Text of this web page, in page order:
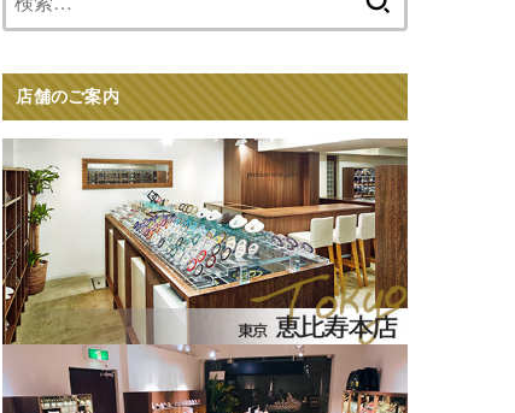
店舗のご案内